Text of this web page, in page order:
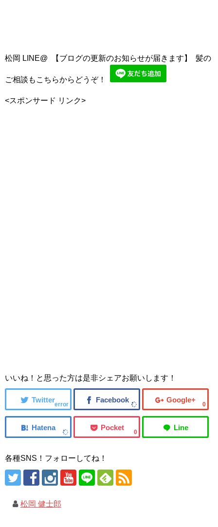
松岡 LINE@ 【ブログの更新のお知らせが届きます】 髪の
ご相談もこちらからどうぞ！
<スポンサード リンク>
いいね！と思った方は是非シェアお願いします！
error 0
0
各種SNS！フォローしてね！
松岡 健士郎